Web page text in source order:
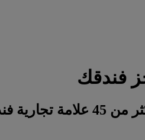
لمجموعة أكور